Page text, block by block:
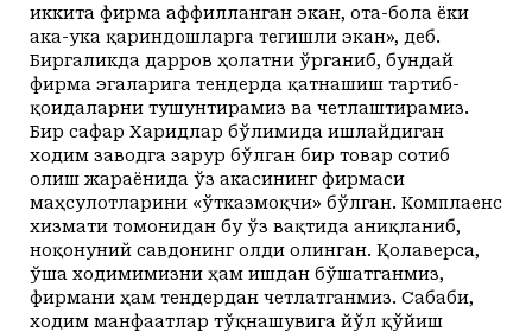
иккита фирма аффилланган экан, ота-бола ёки
ака-ука қариндошларга тегиш­ли экан», деб.
Биргаликда дарров ҳолатни ўрганиб, бундай
фирма эгаларига тендерда қатнашиш тартиб-
қоидаларни тушунтирамиз ва четлаштирамиз.
Бир сафар Харидлар бўлимида ишлайдиган
ходим заводга зарур бўлган бир товар сотиб
олиш жараёнида ўз акасининг фирмаси
маҳсулотларини «ўтказмоқчи» бўлган. Комплаенс
хизмати томонидан бу ўз вақтида аниқланиб,
ноқонуний савдонинг олди олинган. Қолаверса,
ўша ходимимизни ҳам ишдан бўшатганмиз,
фирмани ҳам тендердан четлатганмиз. Сабаби,
ходим манфаатлар тўқнашувига йўл қўйиш